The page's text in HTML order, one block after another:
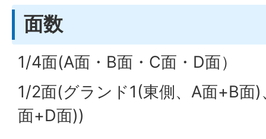
面数
1/4面(A面・B面・C面・D面）
1/2面(グランド1(東側、A面+B面
面+D面))